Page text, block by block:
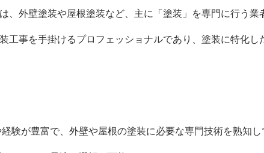
、外壁塗装や屋根塗装など、主に「塗装」を専門に行う業
工事を手掛けるプロフェッショナルであり、塗装に特化し
が豊富で、外壁や屋根の塗装に必要な専門技術を熟知し